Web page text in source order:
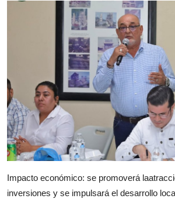
Impacto económico: se promoverá
inversiones y se impulsará el desarrollo